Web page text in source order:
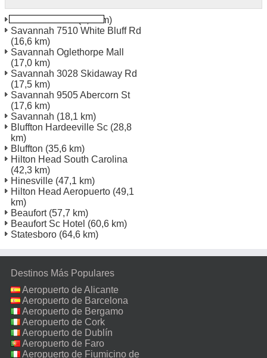
(5,7 km)
Savannah 7510 White Bluff Rd
(16,6 km)
Savannah Oglethorpe Mall
(17,0 km)
Savannah 3028 Skidaway Rd
(17,5 km)
Savannah 9505 Abercorn St
(17,6 km)
Savannah (18,1 km)
Bluffton Hardeeville Sc (28,8
km)
Bluffton (35,6 km)
Hilton Head South Carolina
(42,3 km)
Hinesville (47,1 km)
Hilton Head Aeropuerto (49,1
km)
Beaufort(57,7 km)
Beaufort Sc Hotel (60,6 km)
Statesboro (64,6 km)
Destinos Más Populares
Aeropuerto de Alicante
Aeropuerto de Barcelona
Aeropuerto de Bergamo
Aeropuerto de Cork
Aeropuerto de Dublín
Aeropuerto de Faro
Aeropuerto de Fiumicino de